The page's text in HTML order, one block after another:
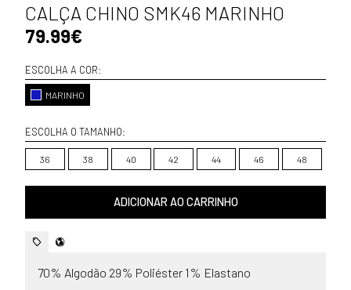
CALÇA CHINO SMK46 MARINHO
79.99€
ESCOLHA A COR:
MARINHO
ESCOLHA O TAMANHO:
36 38 40 42 44 46 48
ADICIONAR AO CARRINHO
70% Algodão 29% Poliéster 1% Elastano